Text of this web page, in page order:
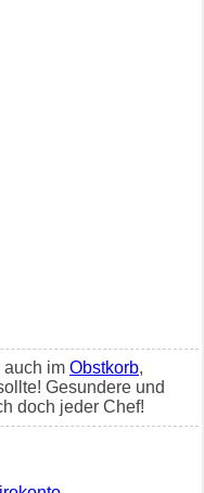
auch im Obstkorb,
Gesundere und
doch jeder Chef!